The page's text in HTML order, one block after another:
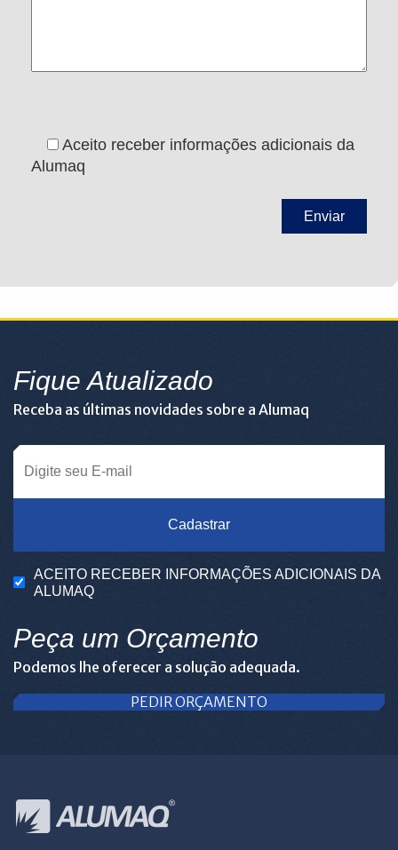
Aceito receber informações adicionais da
Alumaq
Fique Atualizado
Receba as últimas novidades sobre a Alumaq
Cadastrar
ACEITO RECEBER INFORMAÇÕES ADICIONAIS DA
ALUMAQ
Peça um Orçamento
Podemos lhe oferecer a solução adequada.
PEDIR ORÇAMENTO